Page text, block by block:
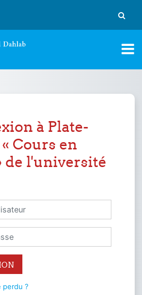
à Plate-
Cours en
de l'université
perdu ?